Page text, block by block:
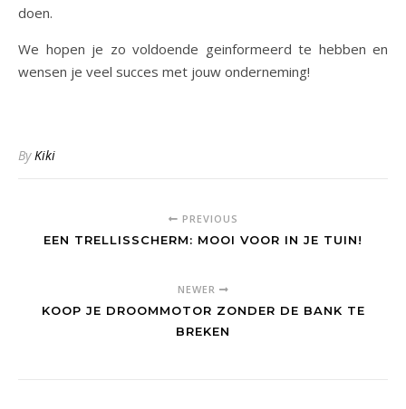
doen.
We hopen je zo voldoende geinformeerd te hebben en
wensen je veel succes met jouw onderneming!
ByKiki
PREVIOUS
EEN TRELLISSCHERM: MOOI VOOR IN JE TUIN!
NEWER
KOOP JE DROOMMOTOR ZONDER DE BANK TE
BREKEN